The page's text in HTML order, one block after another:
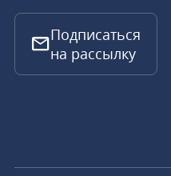
Подписаться
на рассылку